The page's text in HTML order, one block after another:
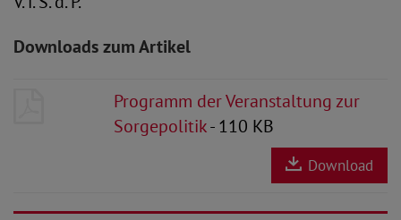
Downloads zum Artikel
Programm der Veranstaltung zur
Sorgepolitik- 110 KB
Download